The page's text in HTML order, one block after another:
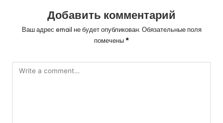
Добавить комментарий
Ваш адрес email не будет опубликован. Обязательные поля
помечены*